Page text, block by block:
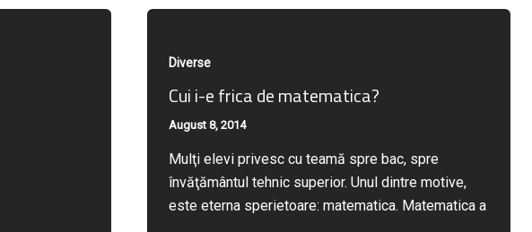
Diverse
Cui i-e frica de matematica?
August 8, 2014
Mulţi elevi privesc cu teamă spre bac, spre
învăţământul tehnic superior. Unul dintre motive,
este eterna sperietoare: matematica. Matematica a